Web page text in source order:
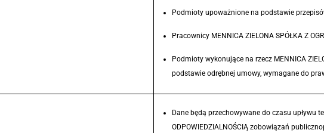
Podmioty upoważnione na podstawie
Pracownicy MENNICA ZIELONA SPÓŁKA Z
Podmioty wykonujące na rzecz MENNICA
podstawie odrębnej umowy, wymagane do
Dane będą przechowywane do czasu upływu
ODPOWIEDZIALNOŚCIĄ zobowiązań